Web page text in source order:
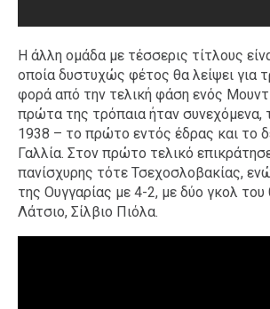
Η άλλη ομάδα με τέσσερις τίτλους
οποία δυστυχώς φέτος θα λείψει για
φορά από την τελική φάση ενός
πρώτα της τρόπαια ήταν συνεχόμενα,
1938 – το πρώτο εντός έδρας και το
Γαλλία. Στον πρώτο τελικό
πανίσχυρης τότε Τσεχοσλοβακίας,
της Ουγγαρίας με 4-2, με δύο γκολ του
Λάτσιο, Σίλβιο Πιόλα.